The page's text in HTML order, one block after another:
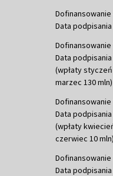
Dofinansowanie
Data podpisania
Dofinansowanie
Data podpisania
(wpłaty
marzec 130 mln)
Dofinansowanie
Data podpisania
(wpłaty
czerwiec 10 mln)
Dofinansowanie
Data podpisania